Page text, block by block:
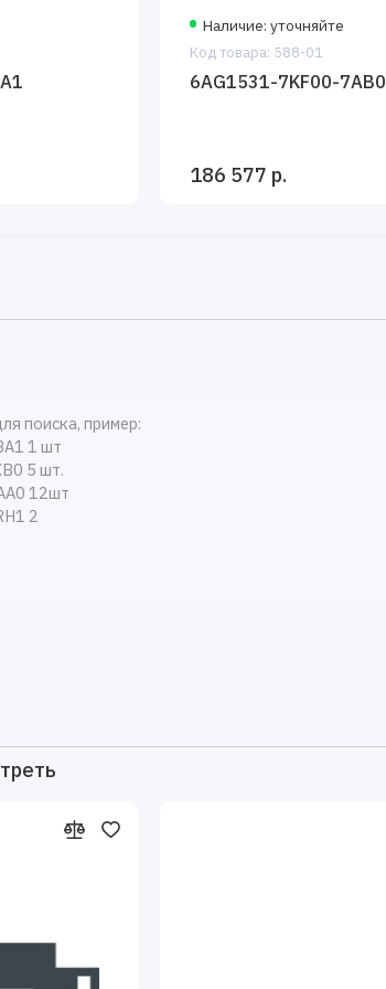
Наличие: уточняйте
Код товара: 588-01
6AG1531-7KF00-7AB0
186 577 р.